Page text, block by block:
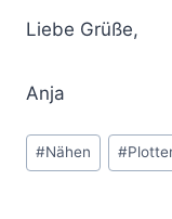
Liebe Grüße,
Anja
Schlagworte:
#Nähen #